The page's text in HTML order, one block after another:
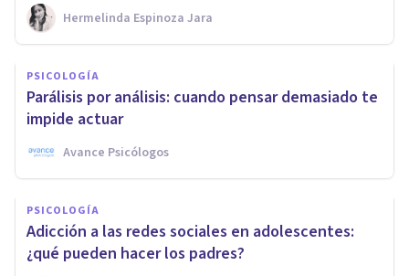
Hermelinda Espinoza Jara
PSICOLOGÍA
Parálisis por análisis: cuando pensar demasiado te
impide actuar
Avance Psicólogos
PSICOLOGÍA
Adicción a las redes sociales en adolescentes:
¿qué pueden hacer los padres?